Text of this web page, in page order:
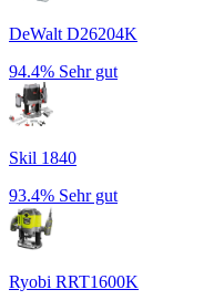
DeWalt D26204K
94.4% Sehr gut
Skil 1840
93.4% Sehr gut
Ryobi RRT1600K